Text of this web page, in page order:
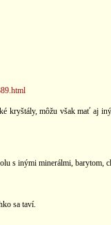
kryštály, môžu však mať aj
s inými minerálmi, barytom,
sa taví.